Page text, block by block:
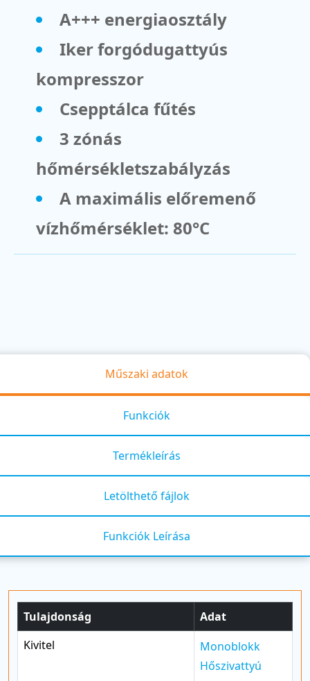
A+++ energiaosztály
Iker forgódugattyús
kompresszor
Csepptálca fűtés
3 zónás
hőmérsékletszabályzás
A maximális előremenő
vízhőmérséklet: 80°C
Műszaki adatok
Funkciók
Termékleírás
Letölthető fájlok
Funkciók Leírása
Tulajdonság
Adat
Kivitel
Monoblokk
Hőszivattyú